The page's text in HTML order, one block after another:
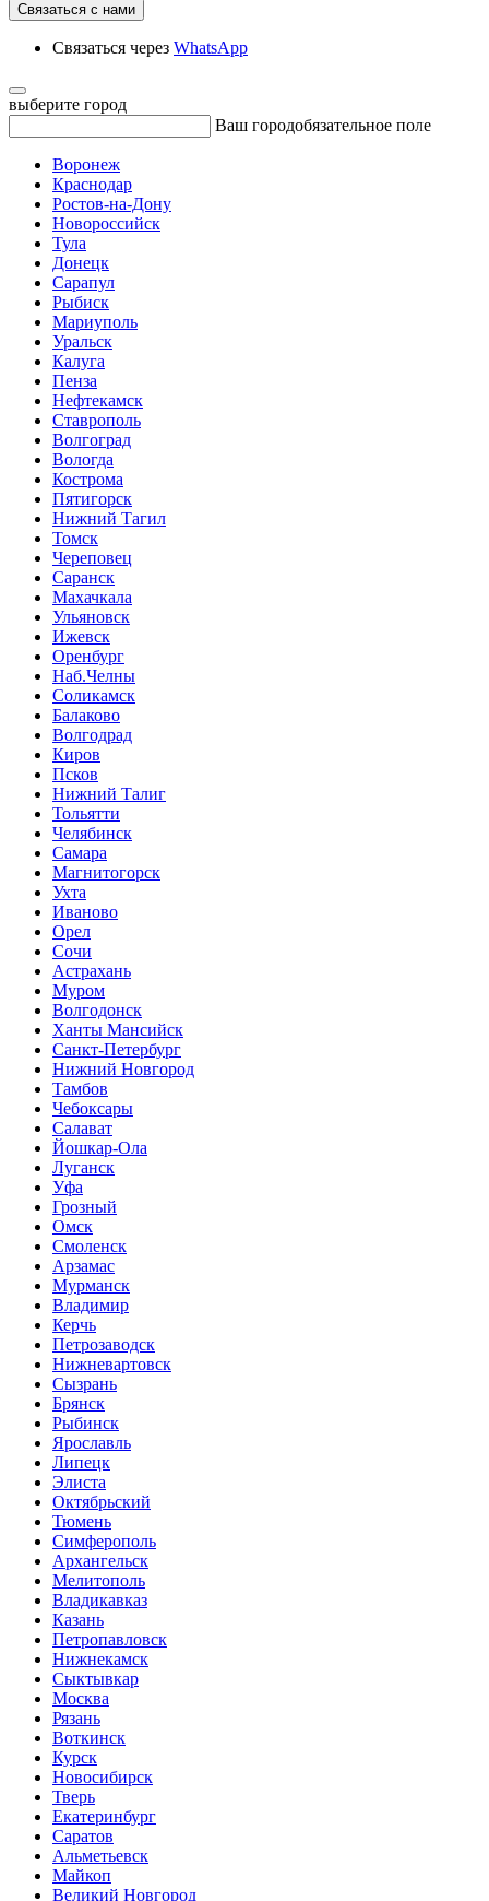
Связаться с нами
Связаться через WhatsApp
выберите город
Ваш городобязательное поле
Воронеж
Краснодар
Ростов-на-Дону
Новороссийск
Тула
Донецк
Сарапул
Рыбиск
Мариуполь
Уральск
Калуга
Пенза
Нефтекамск
Ставрополь
Волгоград
Вологда
Кострома
Пятигорск
Нижний Тагил
Томск
Череповец
Саранск
Махачкала
Ульяновск
Ижевск
Оренбург
Наб.Челны
Соликамск
Балаково
Волгодрад
Киров
Псков
Нижний Талиг
Тольятти
Челябинск
Самара
Магнитогорск
Ухта
Иваново
Орел
Сочи
Астрахань
Муром
Волгодонск
Ханты Мансийск
Санкт-Петербург
Нижний Новгород
Тамбов
Чебоксары
Салават
Йошкар-Ола
Луганск
Уфа
Грозный
Омск
Смоленск
Арзамас
Мурманск
Владимир
Керчь
Петрозаводск
Нижневартовск
Сызрань
Брянск
Рыбинск
Ярославль
Липецк
Элиста
Октябрьский
Тюмень
Симферополь
Архангельск
Мелитополь
Владикавказ
Казань
Петропавловск
Нижнекамск
Сыктывкар
Москва
Рязань
Воткинск
Курск
Новосибирск
Тверь
Екатеринбург
Саратов
Альметьевск
Майкоп
Великий Новгород